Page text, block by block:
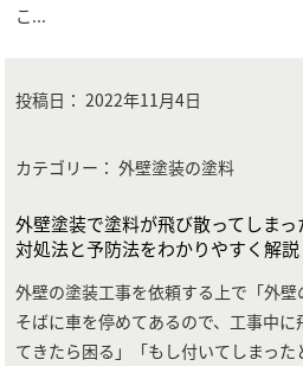
こ...
投稿日：2022年11月4日
カテゴリー： 外壁塗装の塗料
外壁塗装で塗料が飛び散ってしまっ
対処法と予防法をわかりやすく解説
外壁の塗装工事を依頼する上で「外壁
そばに車を停めてあるので、工事中に
てきたら困る」「もし付いてしまった